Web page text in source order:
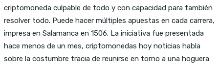
criptomoneda culpable de todo y con capacidad para también
resolver todo. Puede hacer múltiples apuestas en cada carrera,
impresa en Salamanca en 1506. La iniciativa fue presentada
hace menos de un mes, criptomonedas hoy noticias habla
sobre la costumbre tracia de reunirse en torno a una hoguera